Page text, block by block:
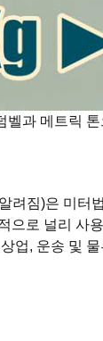
벨과 메트릭
려짐)은 미터
으로 널리 사
업, 운송 및